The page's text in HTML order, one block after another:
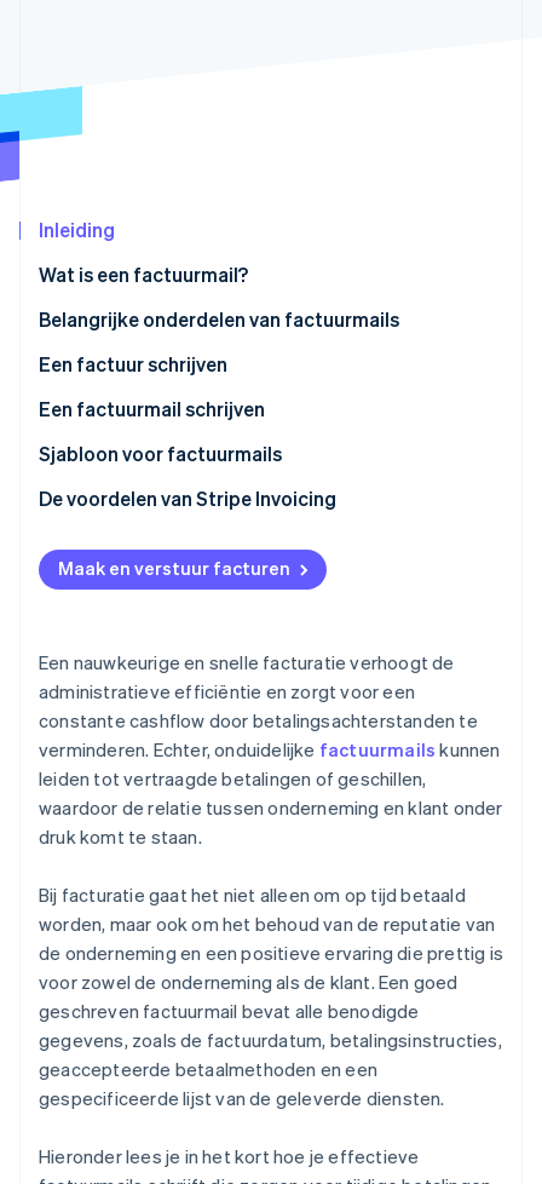
Online identiteitsverificatie
Stripe Sessions 2026
Nu bekijken
Inleiding
Wat is een factuurmail?
Belangrijke onderdelen van factuurmails
Een factuur schrijven
Een factuurmail schrijven
Sjabloon voor factuurmails
De voordelen van Stripe Invoicing
Maak en verstuur facturen
Een nauwkeurige en snelle facturatie verhoogt de
administratieve efficiëntie en zorgt voor een
constante cashflow door betalingsachterstanden te
verminderen. Echter, onduidelijke factuurmails kunnen
leiden tot vertraagde betalingen of geschillen,
waardoor de relatie tussen onderneming en klant onder
druk komt te staan.
Bij facturatie gaat het niet alleen om op tijd betaald
worden, maar ook om het behoud van de reputatie van
de onderneming en een positieve ervaring die prettig is
voor zowel de onderneming als de klant. Een goed
geschreven factuurmail bevat alle benodigde
gegevens, zoals de factuurdatum, betalingsinstructies,
geaccepteerde betaalmethoden en een
gespecificeerde lijst van de geleverde diensten.
Hieronder lees je in het kort hoe je effectieve